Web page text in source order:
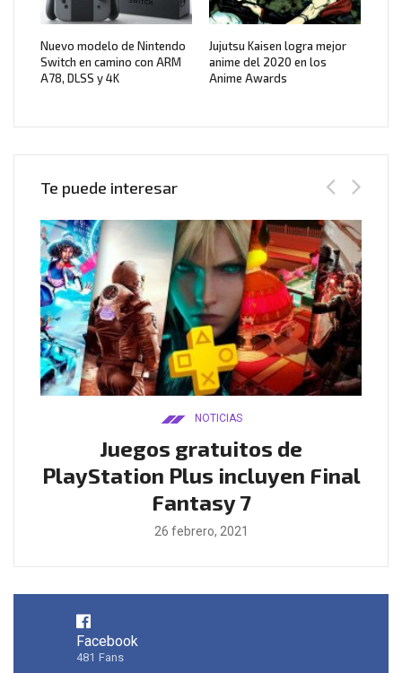
Nuevo modelo de Nintendo
Switch en camino con ARM
A78, DLSS y 4K
Jujutsu Kaisen logra mejor
anime del 2020 en los
Anime Awards
Te puede interesar
NOTICIAS
Juegos gratuitos de
PlayStation Plus incluyen Final
Fantasy 7
26 febrero, 2021
Facebook
481 Fans